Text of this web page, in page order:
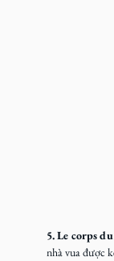
5. Le corps
nhà vua được